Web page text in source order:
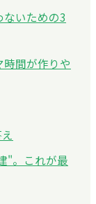
いための3
間が作りや
"。これが最